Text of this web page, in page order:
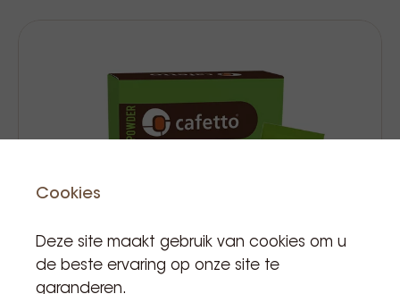
Cookies
Deze site maakt gebruik van cookies om u
de beste ervaring op onze site te
garanderen.